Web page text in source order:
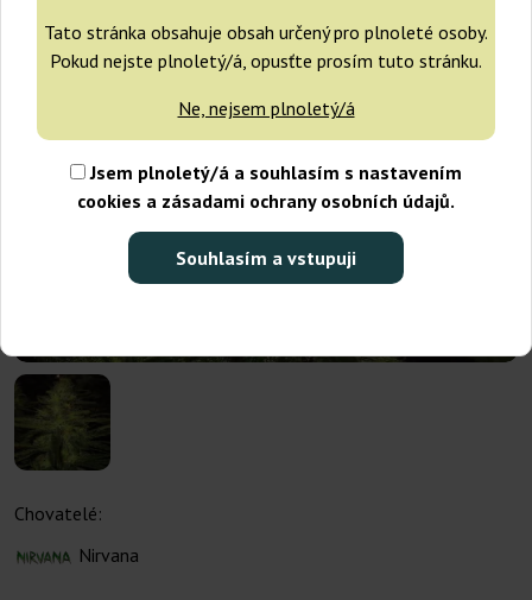
Tato stránka obsahuje obsah určený pro plnoleté osoby.
Pokud nejste plnoletý/á, opusťte prosím tuto stránku.
Ne, nejsem plnoletý/á
Jsem plnoletý/á a souhlasím s nastavením
cookies a zásadami ochrany osobních údajů.
Souhlasím a vstupuji
Chovatelé:
Nirvana